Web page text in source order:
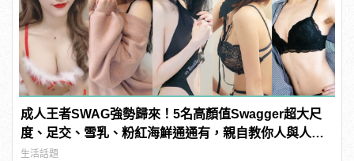
成人王者SWAG強勢歸來！5名高顏值Swagger超大尺
度、足交、雪乳、粉紅海鮮通通有，親自教你人與人的
連結！ | manfashion這樣變型男
生活話題